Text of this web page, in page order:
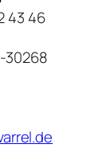
43 46
30268